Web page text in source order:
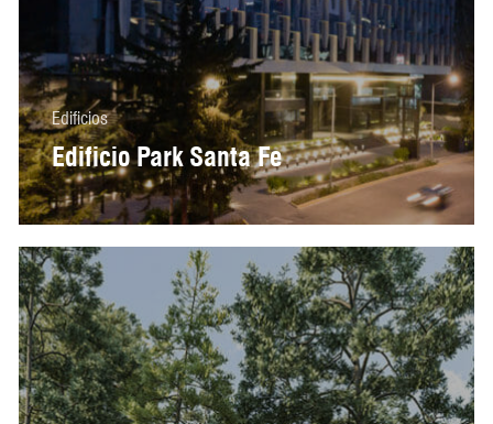
Edificios
Edificio Park Santa Fe